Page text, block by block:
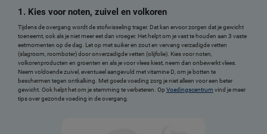
1. Kies voor noten, zuivel en volkoren
Tijdens de overgang wordt de stofwisseling trager. Dat kan ervoor zorgen dat je gewicht
toeneemt, ook als je niet meer eet dan vroeger. Het helpt om je vast te houden aan 3 vaste
eetmomenten op de dag. Let op met suiker en zout en vervang verzadigde vetten
(slagroom, roomboter) door onverzadigde vetten (olijfolie). Kies voor noten,
volkorenproducten en groenten en als je voor vlees kiest, neem dan onbewerkt vlees.
Neem voldoende zuivel, eventueel aangevuld met vitamine D, om je botten te
beschermen tegen ontkalking. Met goede voeding zorg je niet alleen voor een beter
gewicht. Ook helpt het om je stemming te verbeteren. Op Voedingscentrum vind je meer
tips over gezonde voeding in de overgang.